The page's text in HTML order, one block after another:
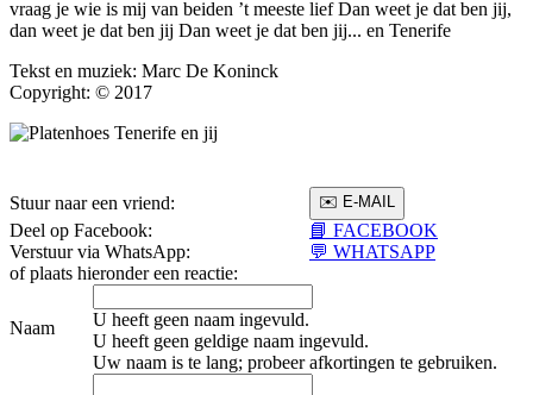
vraag je wie is mij van beiden ’t meeste lief Dan weet je dat ben jij,
dan weet je dat ben jij Dan weet je dat ben jij... en Tenerife
Tekst en muziek: Marc De Koninck
Copyright: © 2017
Stuur naar een vriend:
Deel op Facebook:
📘 FACEBOOK
Verstuur via WhatsApp:
💬 WHATSAPP
of plaats hieronder een reactie:
Naam
U heeft geen naam ingevuld.
U heeft geen geldige naam ingevuld.
Uw naam is te lang; probeer afkortingen te gebruiken.